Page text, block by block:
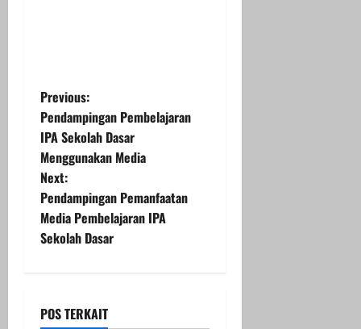
P
o
s
t
n
v
Previous:
Pendampingan Pembelajaran
IPA Sekolah Dasar
Menggunakan Media
Next:
Pendampingan Pemanfaatan
Media Pembelajaran IPA
Sekolah Dasar
POS TERKAIT